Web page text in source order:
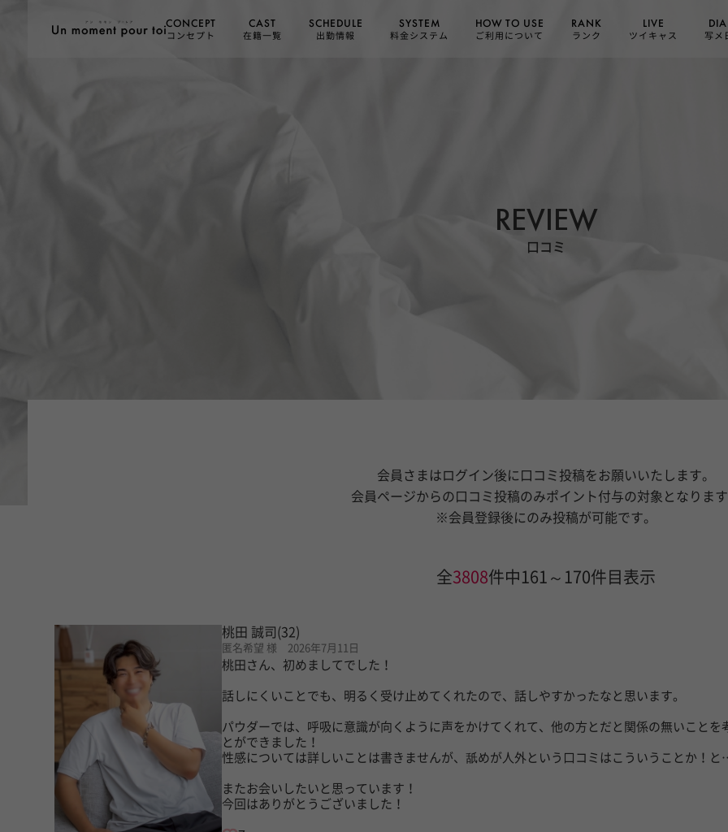
REVIEW
口コミ
CONCEPT
コンセプト
CAST
在籍一覧
SCHEDULE
出勤情報
SYSTEM
料金システム
HOW TO USE
ご利用について
RANK
ランク
LIVE
ツイキャス 写メ
会員さまはログイン後に口コミ投稿をお願いいたします。
会員ページからの口コミ投稿のみポイント付与の対象となりま
※会員登録後にのみ投稿が可能です。
全3808件中161～170件目表示
桃田 誠司(32)
匿名希望 様 2026年7月11日
桃田さん、初めましてでした！
話しにくいことでも、明るく受け止めてくれたので、話しやすかったなと思います。
パウダーでは、呼吸に意識が向くように声をかけてくれて、他の方とだと関係の無いこと
とができました！
性感については詳しいことは書きませんが、舐めが人外という口コミはこういうことか！
またお会いしたいと思っています！
今回はありがとうございました！